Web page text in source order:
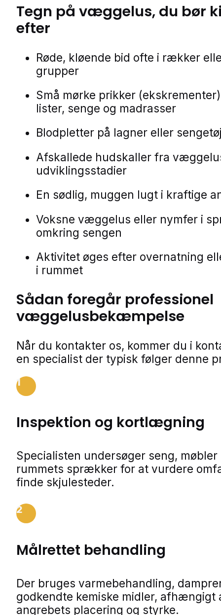
Tegn på væggelus, du bør
efter
Røde, kløende bid ofte i rækker
grupper
Små mørke prikker
lister, senge og madrasser
Blodpletter på lagner eller
Afskallede hudskaller fra
udviklingsstadier
En sødlig, muggen lugt i kraftige
Voksne væggelus eller nymfer i
omkring sengen
Aktivitet øges efter overnatning
i rummet
Sådan foregår professionel
væggelusbekæmpelse
Når du kontakter os, kommer du i
en specialist der typisk følger denne
1
Inspektion og kortlægning
Specialisten undersøger seng, møbler
rummets sprækker for at vurdere
finde skjulesteder.
2
Målrettet behandling
Der bruges varmebehandling,
godkendte kemiske midler, afhængigt
angrebets placering og styrke.